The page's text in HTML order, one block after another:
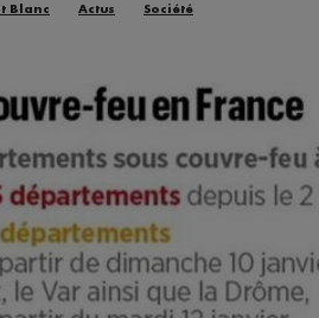
Blanc Actus Société